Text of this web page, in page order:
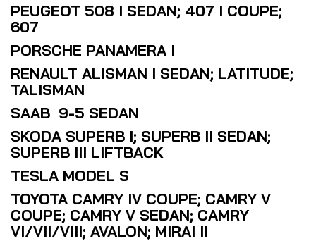
PEUGEOT 508 I SEDAN; 407 I COUPE;
607
PORSCHE PANAMERA I
RENAULT ALISMAN I SEDAN; LATITUDE;
TALISMAN
SAAB 9-5 SEDAN
SKODA SUPERB I; SUPERB II SEDAN;
SUPERB III LIFTBACK
TESLA MODEL S
TOYOTA CAMRY IV COUPE; CAMRY V
COUPE; CAMRY V SEDAN; CAMRY
VI/VII/VIII; AVALON; MIRAI II